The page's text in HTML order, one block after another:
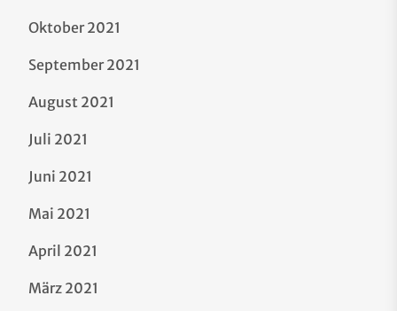
Oktober 2021
September 2021
August 2021
Juli 2021
Juni 2021
Mai 2021
April 2021
März 2021